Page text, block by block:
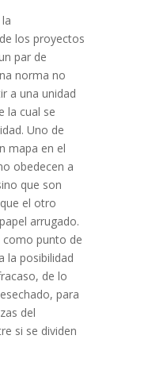
los proyectos
par de
norma no
a una unidad
la cual se
Uno de
mapa en el
obedecen a
que son
el otro
arrugado.
como punto de
la posibilidad
de lo
para
del
si se dividen